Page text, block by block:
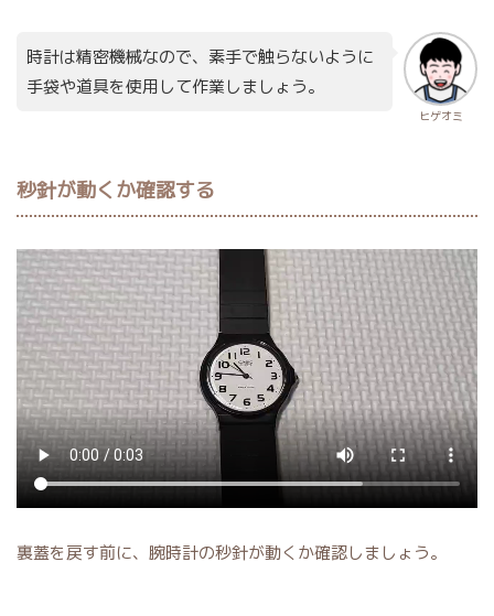
ヒゲオミ
時計は精密機械なので、素手で触らないように
手袋や道具を使用して作業しましょう。
秒針が動くか確認する
裏蓋を戻す前に、腕時計の秒針が動くか確認しましょう。